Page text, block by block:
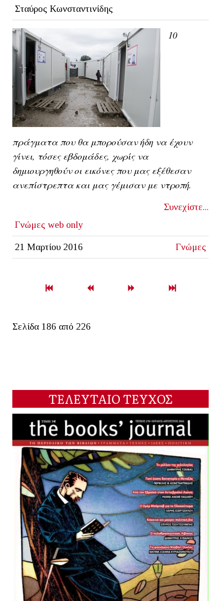
Σταύρος Κωνσταντινίδης
10
πράγματα που θα μπορούσαν ήδη να έχουν
γίνει, τόσες εβδομάδες, χωρίς να
δημιουργηθούν οι εικόνες που μας εξέθεσαν
ανεπίστρεπτα και μας γέμισαν με ντροπή.
Συνεχίστε...
Γνώμες web only
21 Μαρτίου 2016 Γνώμες
Σελίδα 186 από 226
ΤΕΛΕΥΤΑΙΟ ΤΕΥΧΟΣ